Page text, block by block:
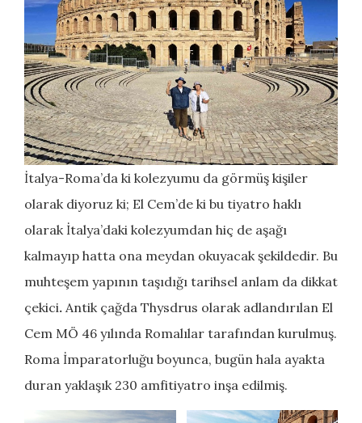
İtalya-Roma’da ki kolezyumu da görmüş kişiler
olarak diyoruz ki; El Cem’de ki bu tiyatro haklı
olarak İtalya’daki kolezyumdan hiç de aşağı
kalmayıp hatta ona meydan okuyacak şekildedir. Bu
muhteşem yapının taşıdığı tarihsel anlam da dikkat
çekici. Antik çağda Thysdrus olarak adlandırılan El
Cem MÖ 46 yılında Romalılar tarafından kurulmuş.
Roma İmparatorluğu boyunca, bugün hala ayakta
duran yaklaşık 230 amfitiyatro inşa edilmiş.